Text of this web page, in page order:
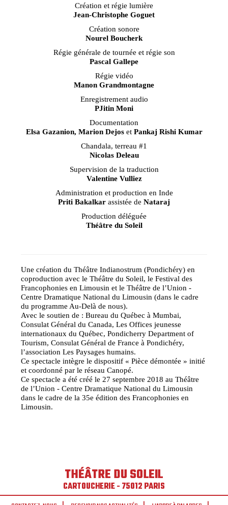
Création et régie lumière
Jean-Christophe Goguet
Création sonore
Nourel Boucherk
Régie générale de tournée et régie son
Pascal Gallepe
Régie vidéo
Manon Grandmontagne
Enregistrement audio
PJitin Moni
Documentation
Elsa Gazanion, Marion Dejos et Pankaj Rishi Kumar
Chandala, terreau #1
Nicolas Deleau
Supervision de la traduction
Valentine Vulliez
Administration et production en Inde
Priti Bakalkar assistée de Nataraj
Production déléguée
Théâtre du Soleil
Une création du Théâtre Indianostrum (Pondichéry) en
coproduction avec le Théâtre du Soleil, le Festival des
Francophonies en Limousin et le Théâtre de l’Union -
Centre Dramatique National du Limousin (dans le cadre
du programme Au-Delà de nous).
Avec le soutien de : Bureau du Québec à Mumbai,
Consulat Général du Canada, Les Offices jeunesse
internationaux du Québec, Pondicherry Department of
Tourism, Consulat Général de France à Pondichéry,
l’association Les Paysages humains.
Ce spectacle intègre le dispositif « Pièce démontée » initié
et coordonné par le réseau Canopé.
Ce spectacle a été créé le 27 septembre 2018 au Théâtre
de l’Union - Centre Dramatique National du Limousin
dans le cadre de la 35e édition des Francophonies en
Limousin.
THÉÂTRE DU SOLEIL
CARTOUCHERIE - 75012 PARIS